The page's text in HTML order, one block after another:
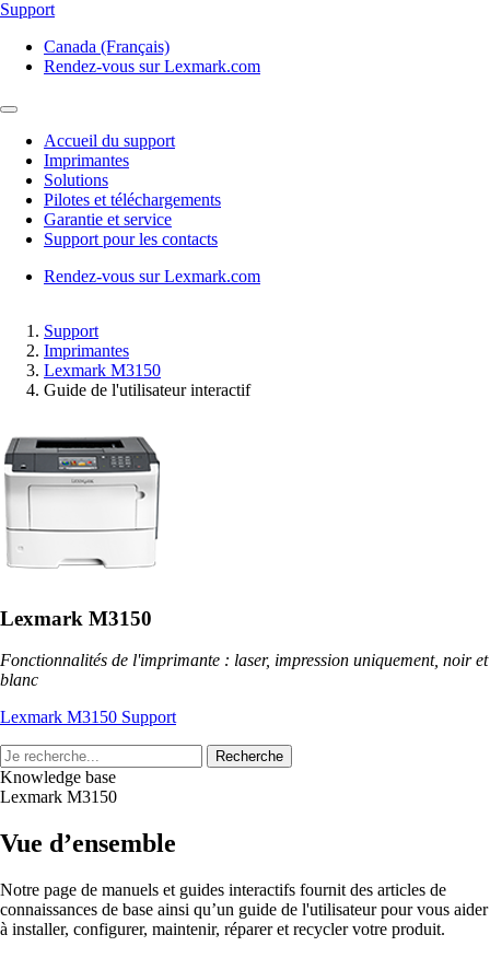
Support
Canada (Français)
Rendez-vous sur Lexmark.com
Accueil du support
Imprimantes
Solutions
Pilotes et téléchargements
Garantie et service
Support pour les contacts
Rendez-vous sur Lexmark.com
Support
Imprimantes
Lexmark M3150
Guide de l'utilisateur interactif
Lexmark M3150
Fonctionnalités de l'imprimante : laser, impression uniquement, noir et
blanc
Lexmark M3150 Support
Recherche
Knowledge base
Lexmark M3150
Vue d’ensemble
Notre page de manuels et guides interactifs fournit des articles de
connaissances de base ainsi qu’un guide de l'utilisateur pour vous aider
à installer, configurer, maintenir, réparer et recycler votre produit.